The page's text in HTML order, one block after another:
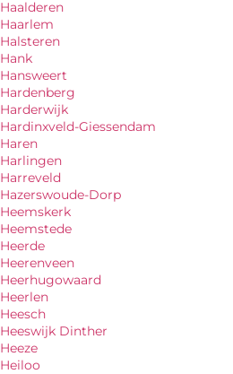
Haalderen
Haarlem
Halsteren
Hank
Hansweert
Hardenberg
Harderwijk
Hardinxveld-Giessendam
Haren
Harlingen
Harreveld
Hazerswoude-Dorp
Heemskerk
Heemstede
Heerde
Heerenveen
Heerhugowaard
Heerlen
Heesch
Heeswijk Dinther
Heeze
Heiloo